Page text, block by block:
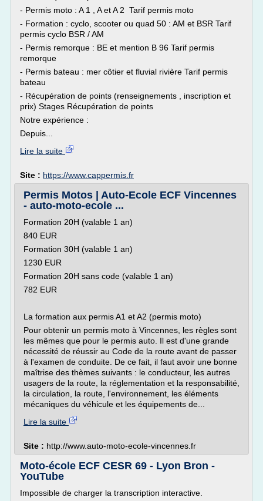
- Permis moto : A 1 , A et A 2 Tarif permis moto
- Formation : cyclo, scooter ou quad 50 : AM et BSR Tarif
permis cyclo BSR / AM
- Permis remorque : BE et mention B 96 Tarif permis
remorque
- Permis bateau : mer côtier et fluvial rivière Tarif permis
bateau
- Récupération de points (renseignements , inscription et
prix) Stages Récupération de points
Notre expérience :
Depuis...
Lire la suite
Site : https://www.cappermis.fr
Permis Motos | Auto-Ecole ECF Vincennes
- auto-moto-ecole ...
Formation 20H (valable 1 an)
840 EUR
Formation 30H (valable 1 an)
1230 EUR
Formation 20H sans code (valable 1 an)
782 EUR
La formation aux permis A1 et A2 (permis moto)
Pour obtenir un permis moto à Vincennes, les règles sont
les mêmes que pour le permis auto. Il est d'une grande
nécessité de réussir au Code de la route avant de passer
à l'examen de conduite. De ce fait, il faut avoir une bonne
maîtrise des thèmes suivants : le conducteur, les autres
usagers de la route, la réglementation et la responsabilité,
la circulation, la route, l'environnement, les éléments
mécaniques du véhicule et les équipements de...
Lire la suite
Site : http://www.auto-moto-ecole-vincennes.fr
Moto-école ECF CESR 69 - Lyon Bron -
YouTube
Impossible de charger la transcription interactive.